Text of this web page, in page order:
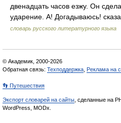
двенадцать часов езжу. Он
ударение. А! Догадываюсь!
словарь русского литературного языка
© Академик, 2000-2026
Обратная связь: Техподдержка Реклама на
👣 Путешествия
Экспорт словарей на сайты , сделанные на
WordPress, MODx.